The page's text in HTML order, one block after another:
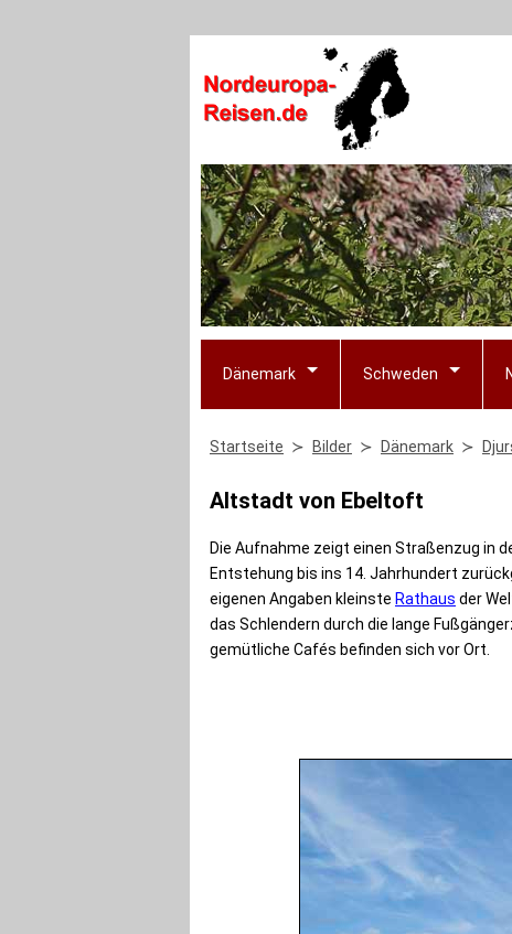
Dänemark Schweden
Startseite Bilder Dänemark
Altstadt von Ebeltoft
Die Aufnahme zeigt einen Straßenzug in
Entstehung bis ins 14. Jahrhundert
eigenen Angaben kleinste Rathaus der
das Schlendern durch die lange
gemütliche Cafés befinden sich vor Ort.